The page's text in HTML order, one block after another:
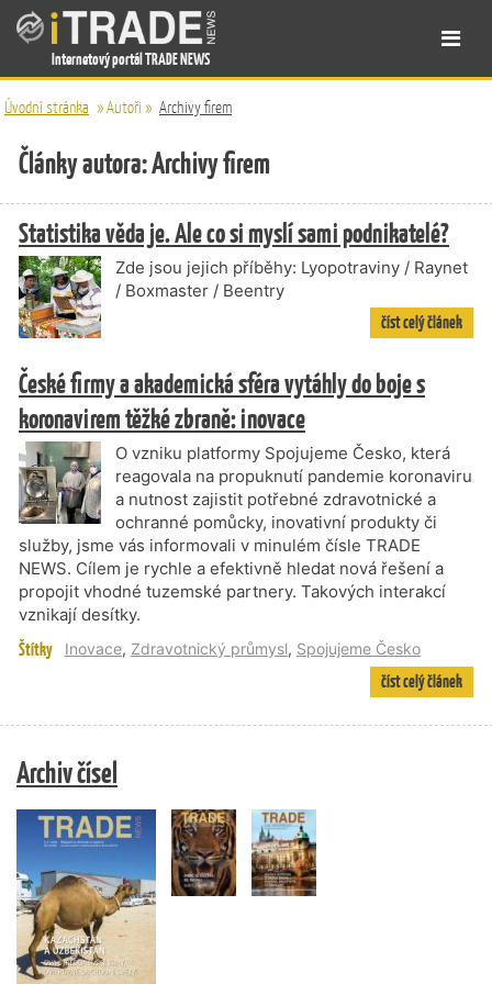
Internetový portál TRADE NEWS
Úvodní stránka »Autoři » Archivy firem
Články autora: Archivy firem
Statistika věda je. Ale co si myslí sami podnikatelé?
Zde jsou jejich příběhy: Lyopotraviny / Raynet
/ Boxmaster / Beentry
číst celý článek
České firmy a akademická sféra vytáhly do boje s
koronavirem těžké zbraně: inovace
O vzniku platformy Spojujeme Česko, která
reagovala na propuknutí pandemie koronaviru
a nutnost zajistit potřebné zdravotnické a
ochranné pomůcky, inovativní produkty či
služby, jsme vás informovali v minulém čísle TRADE
NEWS. Cílem je rychle a efektivně hledat nová řešení a
propojit vhodné tuzemské partnery. Takových interakcí
vznikají desítky.
Štítky Inovace, Zdravotnický průmysl, Spojujeme Česko
číst celý článek
Archiv čísel